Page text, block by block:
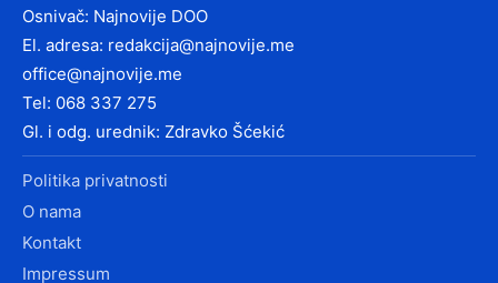
Osnivač: Najnovije DOO
El. adresa: redakcija@najnovije.me
office@najnovije.me
Tel: 068 337 275
Gl. i odg. urednik: Zdravko Šćekić
Politika privatnosti
O nama
Kontakt
Impressum